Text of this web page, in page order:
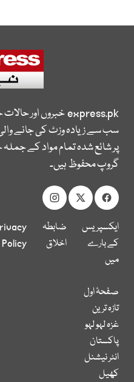
express.pkخبروں اور
سب سے زیادہ وزٹ کی جانے
پر شائع شدہ تمام مواد کے
گروپ محفوظ ہیں۔
ایکسپریس
کے بارے
میں
ضابطہ
اخلاق
Policy
صفحۂ اول
تازہ ترین
غزہ لہو لہو
پاکستان
انٹر نیشنل
کھیل